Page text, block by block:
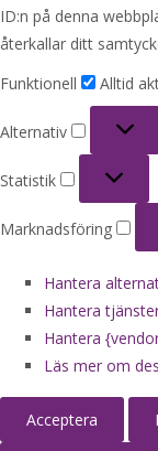
ID:n på denna
återkallar ditt
Funktionell
Alltid
Alternativ
Statistik
Marknadsföring
Hantera
Hantera
Hantera
Läs mer om
Acceptera